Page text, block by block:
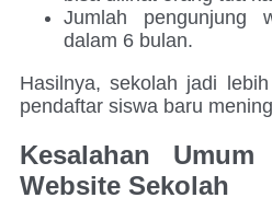
Jumlah pengunjung
dalam 6 bulan.
Hasilnya, sekolah jadi
pendaftar siswa baru
Kesalahan
Website Sekolah